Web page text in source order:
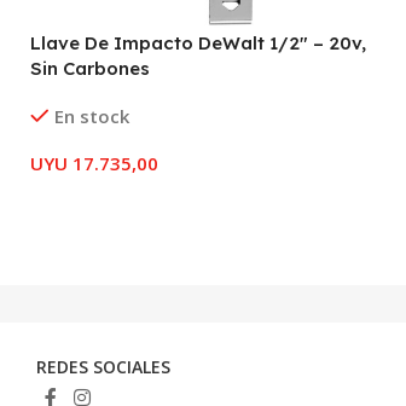
Llave De Impacto DeWalt 1/2″ – 20v,
Sin Carbones
En stock
UYU 17.735,00
REDES SOCIALES